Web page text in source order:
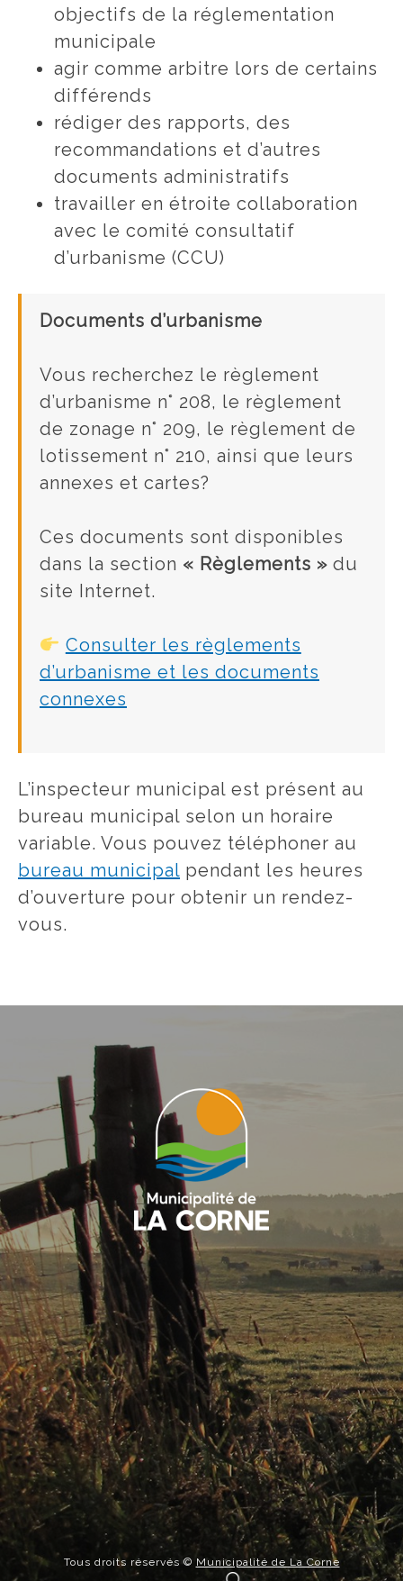
objectifs de la réglementation
municipale
agir comme arbitre lors de certains
différends
rédiger des rapports, des
recommandations et d’autres
documents administratifs
travailler en étroite collaboration
avec le comité consultatif
d’urbanisme (CCU)
Documents d’urbanisme
Vous recherchez le règlement
d’urbanisme n° 208, le règlement
de zonage n° 209, le règlement de
lotissement n° 210, ainsi que leurs
annexes et cartes?
Ces documents sont disponibles
dans la section « Règlements » du
site Internet.
Consulter les règlements
d’urbanisme et les documents
connexes
L’inspecteur municipal est présent au
bureau municipal selon un horaire
variable. Vous pouvez téléphoner au
bureau municipal pendant les heures
d’ouverture pour obtenir un rendez-
vous.
Tous droits réservés © Municipalité de La Corne